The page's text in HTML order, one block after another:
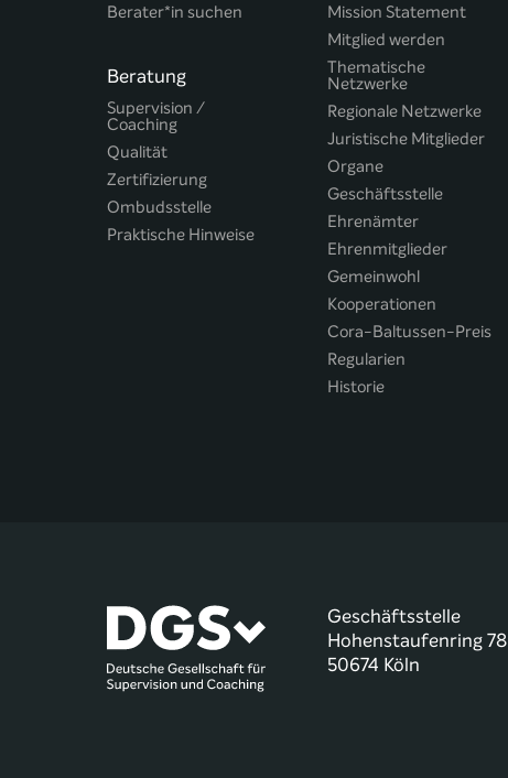
Berater*in suchen
Beratung
Supervision /
Coaching
Qualität
Zertifizierung
Ombudsstelle
Praktische Hinweise
Mission Statement
Mitglied werden
Thematische
Netzwerke
Regionale Netzwerke
Juristische Mitglieder
Organe
Geschäftsstelle
Ehrenämter
Ehrenmitglieder
Gemeinwohl
Kooperationen
Cora-Baltussen-Preis
Regularien
Historie
Geschäftsstelle
Hohenstaufenring 78
50674 Köln